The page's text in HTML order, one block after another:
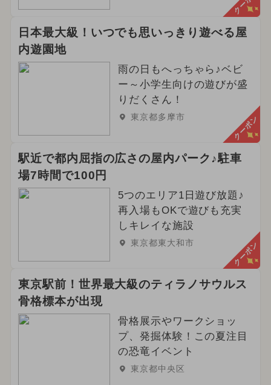
日本最大級！いつでも思いっきり遊べる屋
内遊園地
雨の日もへっちゃら♪ベビ
ー～小学生向けの遊びが盛
りだくさん！
東京都多摩市 クーポン
駅近で都内屈指の広さの屋内パーク♪駐車
場7時間で100円
5つのエリア1日遊び放題♪
再入場もOKで遊びも充実
しキレイな施設
東京都東大和市 クーポン
東京駅前！世界最大級のティラノサウルス
骨格標本が出現
骨格展示やワークショッ
プ、発掘体験！この夏注目
の恐竜イベント
東京都中央区